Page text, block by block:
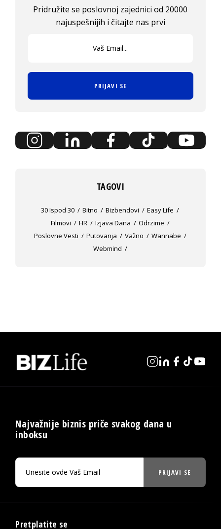
Pridružite se poslovnoj zajednici od 20000
najuspešnijih i čitajte nas prvi
PRIJAVI SE
TAGOVI
30 Ispod 30 Bitno Bizbendovi
Easy Life
Filmovi
HR Izjava Dana
Odrzime
Poslovne Vesti
Putovanja Važno
Wannabe
Webmind
Najvažnije biznis priče svakog dana u
inboksu
PRIJAVI SE
Pretplatite se